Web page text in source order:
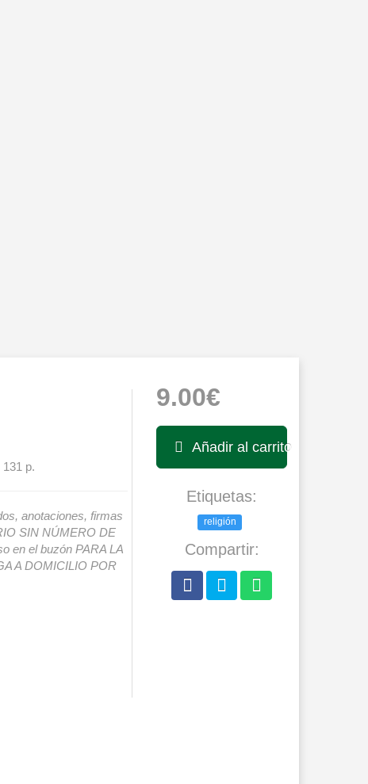
p.
anotaciones, firmas
SIN NÚMERO DE
en el buzón PARA LA
A DOMICILIO POR
9.00€
Añadir al carrito
Etiquetas:
religión
Compartir: